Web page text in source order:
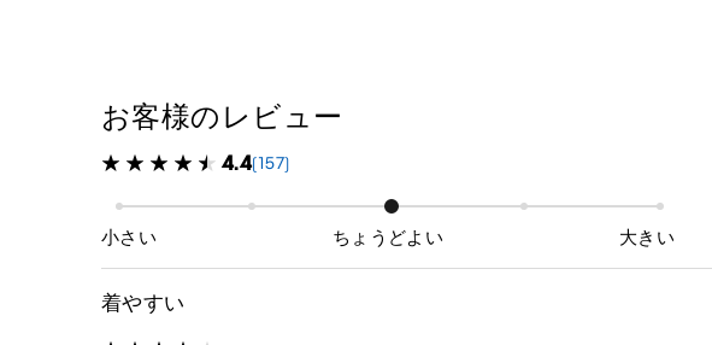
お客様のレビュー
4.4(157)
小さい ちょうどよい 大きい
着やすい